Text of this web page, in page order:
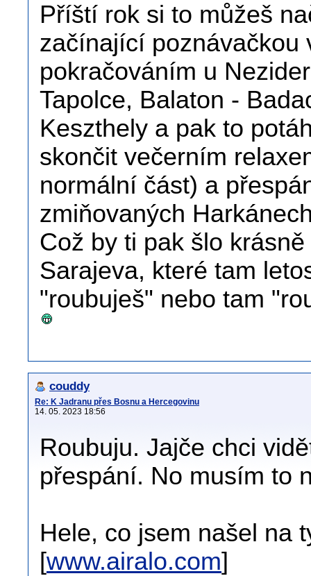
Příští rok si to můžeš
začínající poznávačkou
pokračováním u
Tapolce, Balaton -
Keszthely a pak to
skončit večerním
normální část) a
zmiňovaných
Což by ti pak šlo
Sarajeva, které tam
"roubuješ" nebo tam
couddy
Re: K Jadranu přes Bosnu a Hercegovinu
14. 05. 2023 18:56
Roubuju. Jajče chci
přespání. No musím to
Hele, co jsem našel na
[www.airalo.com]